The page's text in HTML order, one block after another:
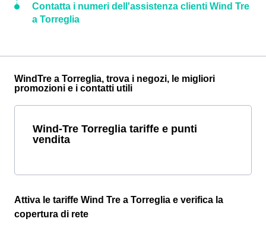
Contatta i numeri dell'assistenza clienti Wind Tre
a Torreglia
WindTre a Torreglia, trova i negozi, le migliori
promozioni e i contatti utili
Wind-Tre Torreglia tariffe e punti
vendita
Attiva le tariffe Wind Tre a Torreglia e verifica la
copertura di rete